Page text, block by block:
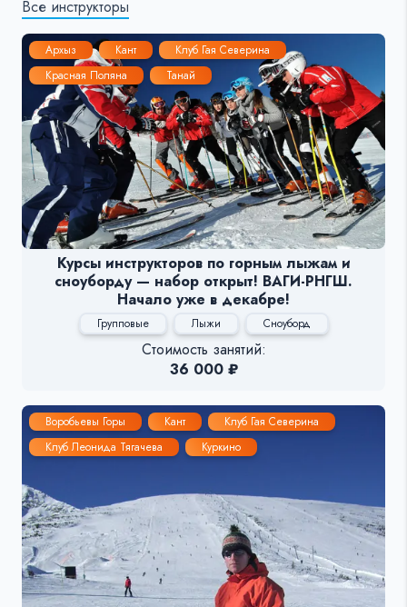
Все инструкторы
Архыз Кант
Клуб Гая Северина
Красная Поляна
Танай
Курсы инструкторов по горным лыжам и
сноуборду — набор открыт! ВАГИ-РНГШ.
Начало уже в декабре!
Групповые Лыжи Сноуборд
Стоимость занятий:
36 000 ₽
Воробьевы Горы Кант
Клуб Гая Северина
Клуб Леонида Тягачева
Куркино